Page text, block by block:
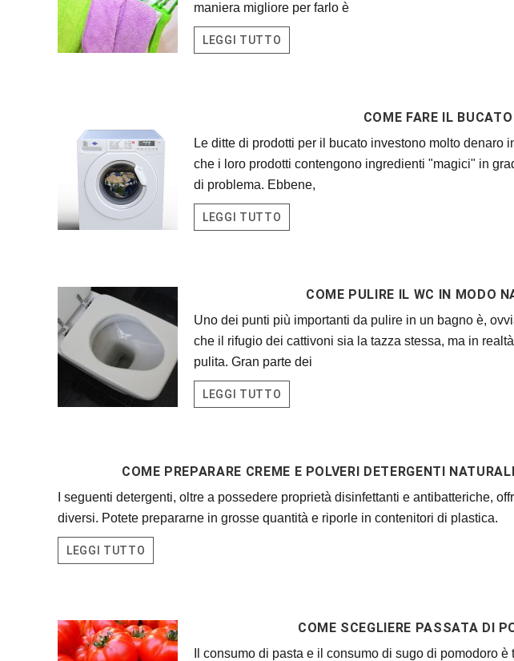
maniera migliore per farlo è
LEGGI TUTTO
COME FARE IL BUCATO
Le ditte di prodotti per il bucato investono molto denaro
che i loro prodotti contengono ingredienti "magici" in
di problema. Ebbene,
LEGGI TUTTO
COME PULIRE IL WC IN MODO
Uno dei punti più importanti da pulire in un bagno è,
che il rifugio dei cattivoni sia la tazza stessa, ma in
pulita. Gran parte dei
LEGGI TUTTO
COME PREPARARE CREME E POLVERI DETERGENTI
I seguenti detergenti, oltre a possedere proprietà di­sinfettanti e antibatteriche,
diversi. Potete prepararne in grosse quantità e riporle in contenitori di plastica.
LEGGI TUTTO
COME SCEGLIERE PASSATA DI
Il consumo di pasta e il consumo di sugo di pomodoro